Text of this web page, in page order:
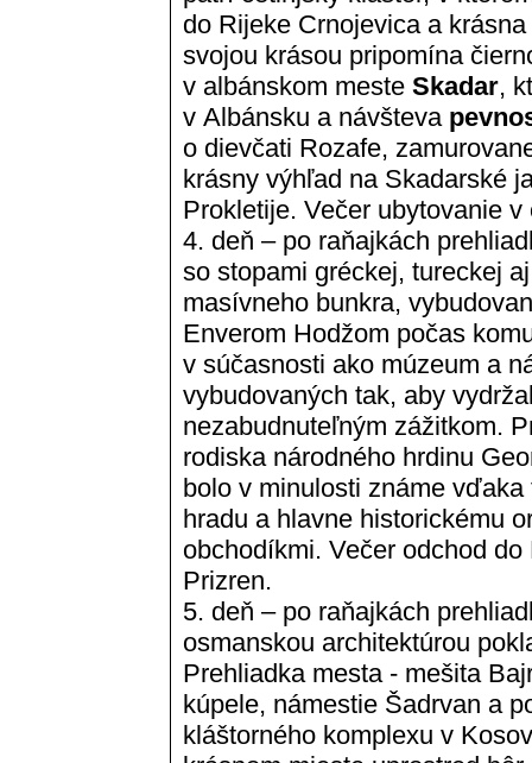
do Rijeke Crnojevica a
svojou krásou pripomína
v albánskom meste Skadar,
v Albánsku a návšteva
o dievčati Rozafe,
krásny výhľad na Skadarské
Prokletije. Večer ubytovanie v
4. deň – po raňajkách
so stopami gréckej, tureckej
masívneho bunkra,
Enverom Hodžom počas
v súčasnosti ako múzeum a
vybudovaných tak, aby
nezabudnuteľným zážitkom.
rodiska národného hrdinu
bolo v minulosti známe
hradu a hlavne historickému
obchodíkmi. Večer odchod
Prizren.
5. deň – po raňajkách
osmanskou architektúrou
Prehliadka mesta - mešita
kúpele, námestie Šadrvan a
kláštorného komplexu v